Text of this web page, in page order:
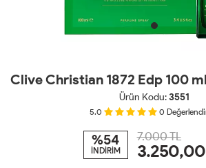
Clive Christian 1872 Edp 100
Ürün Kodu:3551
5.0 0
%54
İNDİRİM
7.000 TL
3.250,00